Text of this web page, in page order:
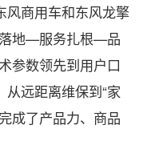
风商用车和东风龙擎
地—服务扎根—品
参数领先到用户口
远距离维保到“家
成了产品力、商品